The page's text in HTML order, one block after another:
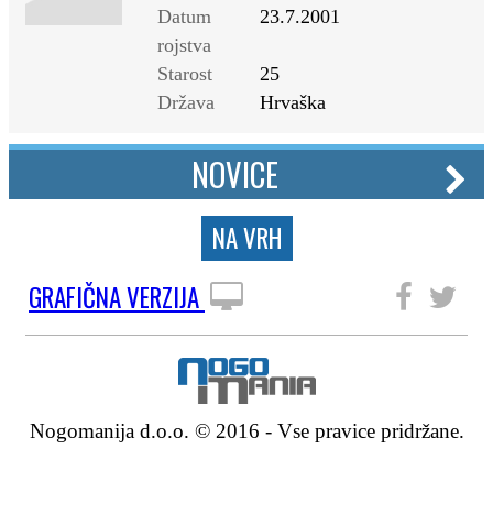
Datum
rojstva
23.7.2001
Starost
25
Država
Hrvaška
NOVICE
NA VRH
GRAFIČNA VERZIJA
Nogomanija d.o.o. © 2016 - Vse pravice pridržane.